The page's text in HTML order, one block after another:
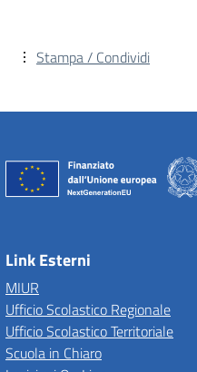
Stampa / Condividi
Link Esterni
MIUR
Ufficio Scolastico Regionale
Ufficio Scolastico Territoriale
Scuola in Chiaro